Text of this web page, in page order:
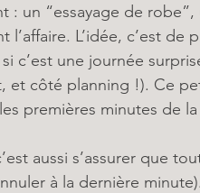
un “essayage de robe”,
L’idée, c’est de
c’est une journée
et côté planning !). Ce
premières minutes de
aussi s’assurer que
à la dernière